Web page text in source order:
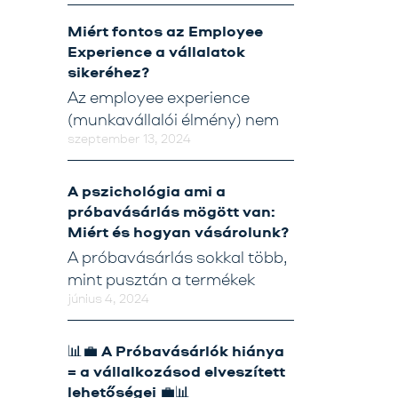
Tréning
Próbavásárlóknak
Blog
Miért fontos az Employee
Experience a vállalatok
sikeréhez?
szeptember 13, 2024
Az employee experience
(munkavállalói élmény) nem
A pszichológia ami a
próbavásárlás mögött van:
Miért és hogyan vásárolunk?
június 4, 2024
A próbavásárlás sokkal több,
mint pusztán a termékek
📊💼 A Próbavásárlók hiánya
= a vállalkozásod elveszített
lehetőségei 💼📊